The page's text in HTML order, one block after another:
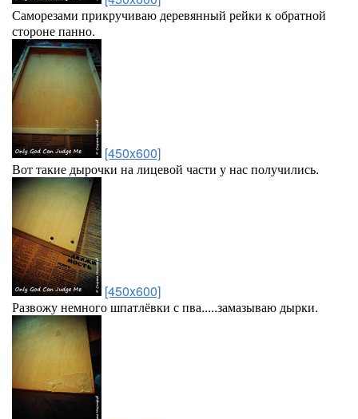
Саморезами прикручиваю деревянный рейки к обратной
стороне панно.
[450x600]
Вот такие дырочки на лицевой части у нас получились.
[450x600]
Развожу немного шпатлёвки с пва.....замазываю дырки.